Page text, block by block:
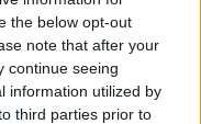
the below opt-out
note that after your
continue seeing
information utilized by
third parties prior to
espera su sí